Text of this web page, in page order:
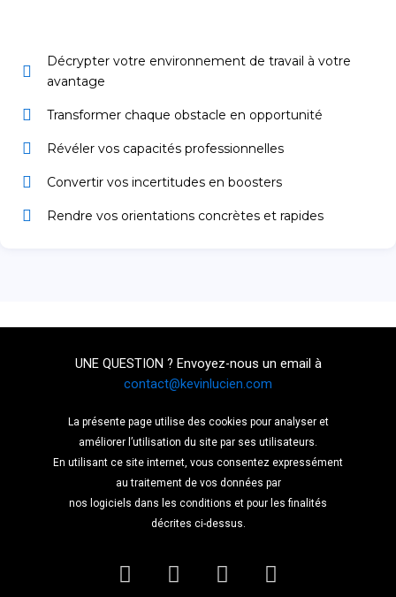
Décrypter votre environnement de travail à votre
avantage
Transformer chaque obstacle en opportunité
Révéler vos capacités professionnelles
Convertir vos incertitudes en boosters
Rendre vos orientations concrètes et rapides
UNE QUESTION ? Envoyez-nous un email à
contact@kevinlucien.com
La présente page utilise des cookies pour analyser et
améliorer l’utilisation du site par ses utilisateurs.
En utilisant ce site internet, vous consentez expressément
au traitement de vos données par
nos logiciels dans les conditions et pour les finalités
décrites ci-dessus.